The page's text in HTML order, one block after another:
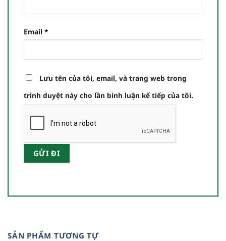
Email *
Lưu tên của tôi, email, và trang web trong
trình duyệt này cho lần bình luận kế tiếp của tôi.
SẢN PHẨM TƯƠNG TỰ